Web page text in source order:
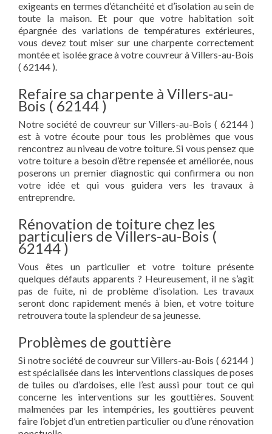
exigeants en termes d’étanchéité et d’isolation au sein de
toute la maison. Et pour que votre habitation soit
épargnée des variations de températures extérieures,
vous devez tout miser sur une charpente correctement
montée et isolée grace à votre couvreur à Villers-au-Bois
( 62144 ).
Refaire sa charpente à Villers-au-
Bois ( 62144 )
Notre société de couvreur sur Villers-au-Bois ( 62144 )
est à votre écoute pour tous les problèmes que vous
rencontrez au niveau de votre toiture. Si vous pensez que
votre toiture a besoin d’être repensée et améliorée, nous
poserons un premier diagnostic qui confirmera ou non
votre idée et qui vous guidera vers les travaux à
entreprendre.
Rénovation de toiture chez les
particuliers de Villers-au-Bois (
62144 )
Vous êtes un particulier et votre toiture présente
quelques défauts apparents ? Heureusement, il ne s’agit
pas de fuite, ni de problème d’isolation. Les travaux
seront donc rapidement menés à bien, et votre toiture
retrouvera toute la splendeur de sa jeunesse.
Problèmes de gouttière
Si notre société de couvreur sur Villers-au-Bois ( 62144 )
est spécialisée dans les interventions classiques de poses
de tuiles ou d’ardoises, elle l’est aussi pour tout ce qui
concerne les interventions sur les gouttières. Souvent
malmenées par les intempéries, les gouttières peuvent
faire l’objet d’un entretien particulier ou d’une rénovation